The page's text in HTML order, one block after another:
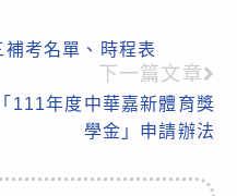
考名單、時程表
下一篇文章
111年度中華嘉新體育獎
學金」申請辦法